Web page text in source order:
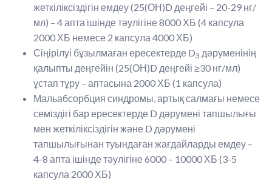
жеткіліксіздігін емдеу (25(ОН)D деңгейі – 20-29 нг/
мл) – 4 апта ішінде тәулігіне 8000 ХБ (4 капсула
2000 ХБ немесе 2 капсула 4000 ХБ)
Сіңірілуі бұзылмаған ересектерде D3 дәруменінің
қалыпты деңгейін (25(ОН)D деңгейі ≥30 нг/мл)
ұстап тұру – аптасына 2000 ХБ (1 капсула)
Мальабсорбция синдромы, артық салмағы немесе
семіздігі бар ересектерде D дәрумені тапшылығы
мен жеткіліксіздігін және D дәрумені
тапшылығынан туындаған жағдайларды емдеу –
4-8 апта ішінде тәулігіне 6000 – 10000 ХБ (3-5
капсула 2000 ХБ)